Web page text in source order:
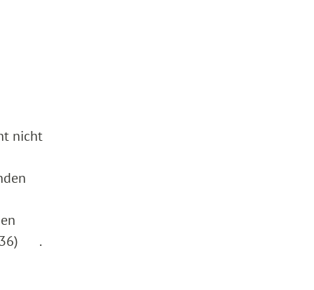
nicht
436) .